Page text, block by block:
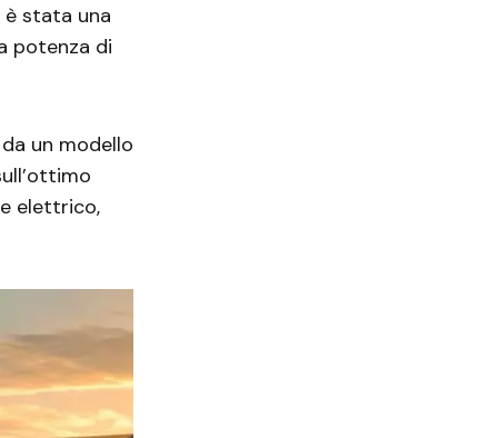
è stata una
potenza di
un modello
elettrico,